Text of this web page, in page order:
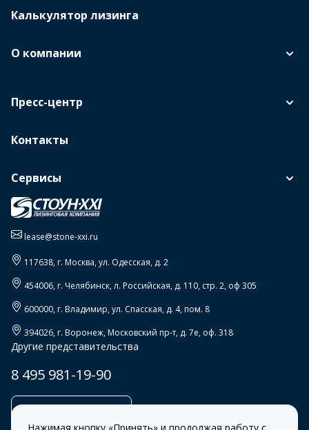
Калькулятор лизинга
О компании
Пресс-центр
Контакты
Сервисы
lease@stone-xxi.ru
117638, г. Москва,ул. Одесская, д. 2
454006, г. Челябинск,л. Российская, д. 110, стр. 2, оф 305
600000, г. Владимир,ул. Спасская, д. 4, пом. 8
394026, г. Воронеж,Московский пр-т, д. 7е, оф. 318
Другие представительства
8 495 981-19-90